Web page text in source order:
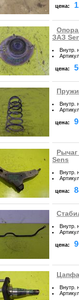
цена:
Опора
ЗАЗ
Внутр.
Артикул
цена:
Внутр.
Артикул
цена:
Sens
Внутр.
Артикул
цена:
Внутр.
Артикул
цена:
Внутр.
Артикул